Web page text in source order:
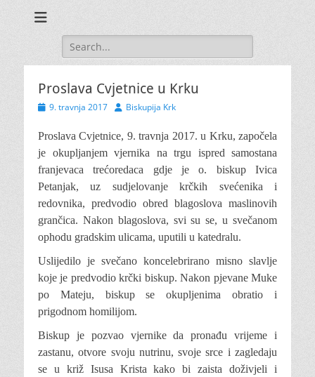
Search
for:
Proslava Cvjetnice u Krku
Posted
9. travnja 2017 AuthorBiskupija Krk
Proslava Cvjetnice, 9. travnja 2017. u Krku, započela
je okupljanjem vjernika na trgu ispred samostana
franjevaca trećoredaca gdje je o. biskup Ivica
Petanjak, uz sudjelovanje krčkih svećenika i
redovnika, predvodio obred blagoslova maslinovih
grančica. Nakon blagoslova, svi su se, u svečanom
ophodu gradskim ulicama, uputili u katedralu.
Uslijedilo je svečano koncelebrirano misno slavlje
koje je predvodio krčki biskup. Nakon pjevane Muke
po Mateju, biskup se okupljenima obratio i
prigodnom homilijom.
Biskup je pozvao vjernike da pronađu vrijeme i
zastanu, otvore svoju nutrinu, svoje srce i zagledaju
se u križ Isusa Krista kako bi zaista doživjeli i